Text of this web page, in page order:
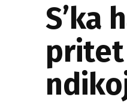
S’ka
pritet